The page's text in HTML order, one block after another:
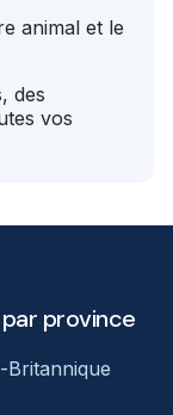
animal et le
des
vos
province
Britannique